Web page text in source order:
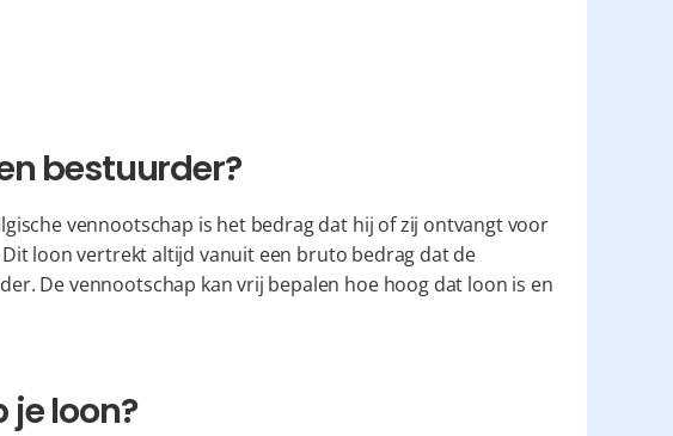
bestuurder?
vennootschap is het bedrag dat hij of zij ontvangt voor
loon vertrekt altijd vanuit een bruto bedrag dat de
De vennootschap kan vrij bepalen hoe hoog dat loon is en
je loon?